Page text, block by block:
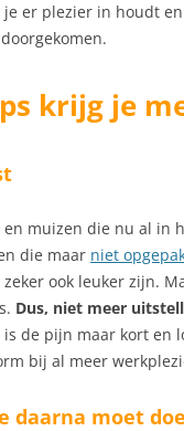
er plezier in houdt
krijg je
muizen die nu al in
die maar niet
ook leuker zijn.
Dus, niet meer
is de pijn maar kort en
bij al meer
daarna moet